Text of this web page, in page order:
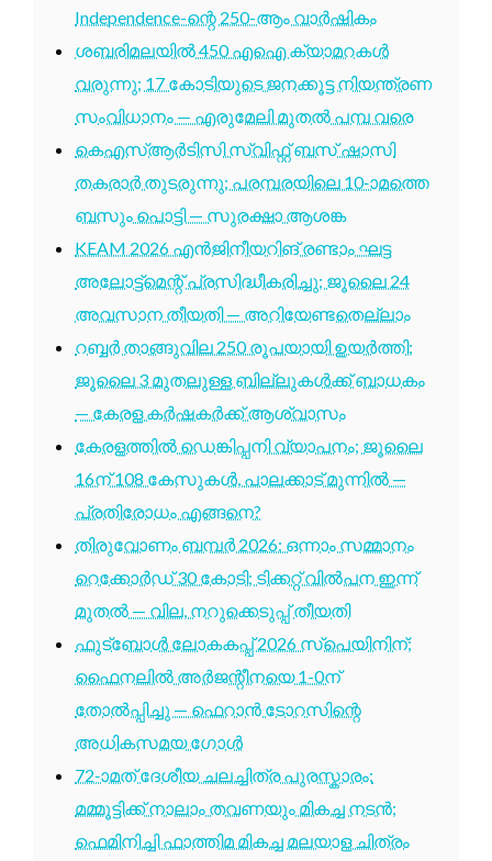
Independence-ന്റെ 250-ആം വാർഷികം
ശബരിമലയിൽ 450 എഐ ക്യാമറകൾ
വരുന്നു; 17 കോടിയുടെ ജനക്കൂട്ട നിയന്ത്രണ
സംവിധാനം — എരുമേലി മുതൽ പമ്പ വരെ
കെഎസ്ആർടിസി സ്വിഫ്റ്റ് ബസ് ഷാസി
തകരാർ തുടരുന്നു; പരമ്പരയിലെ 10-ാമത്തെ
ബസും പൊട്ടി — സുരക്ഷാ ആശങ്ക
KEAM 2026 എൻജിനീയറിങ് രണ്ടാം ഘട്ട
അലോട്ട്മെന്റ് പ്രസിദ്ധീകരിച്ചു; ജൂലൈ 24
അവസാന തീയതി — അറിയേണ്ടതെല്ലാം
റബ്ബർ താങ്ങുവില 250 രൂപയായി ഉയർത്തി;
ജൂലൈ 3 മുതലുള്ള ബില്ലുകൾക്ക് ബാധകം
— കേരള കർഷകർക്ക് ആശ്വാസം
കേരളത്തിൽ ഡെങ്കിപ്പനി വ്യാപനം; ജൂലൈ
16ന് 108 കേസുകൾ, പാലക്കാട് മുന്നിൽ —
പ്രതിരോധം എങ്ങനെ?
തിരുവോണം ബമ്പർ 2026: ഒന്നാം സമ്മാനം
റെക്കോർഡ് 30 കോടി; ടിക്കറ്റ് വിൽപന ഇന്ന്
മുതൽ — വില, നറുക്കെടുപ്പ് തീയതി
ഫുട്ബോൾ ലോകകപ്പ് 2026 സ്പെയിനിന്;
ഫൈനലിൽ അർജന്റീനയെ 1-0ന്
തോൽപ്പിച്ചു — ഫെറാൻ ടോറസിന്റെ
അധികസമയ ഗോൾ
72-ാമത് ദേശീയ ചലച്ചിത്ര പുരസ്കാരം:
മമ്മൂട്ടിക്ക് നാലാം തവണയും മികച്ച നടൻ;
ഫെമിനിച്ചി ഫാത്തിമ മികച്ച മലയാള ചിത്രം